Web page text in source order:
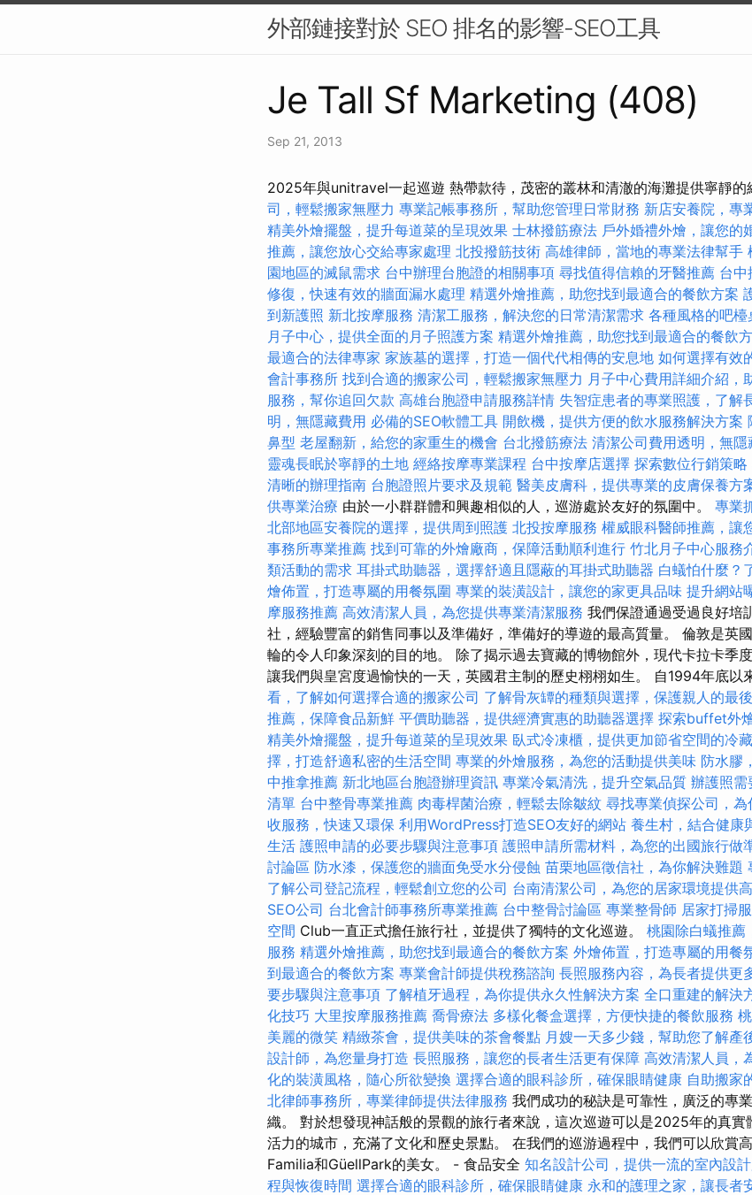
外部鏈接對於 SEO 排名的影響-SEO工具
Je Tall Sf Marketing (408)
Sep 21, 2013
2025年與unitravel一起巡遊 熱帶款待，茂密的叢林和清澈的海灘提供寧靜的
司，輕鬆搬家無壓力 專業記帳事務所，幫助您管理日常財務 新店安養院，專
精美外燴擺盤，提升每道菜的呈現效果 士林撥筋療法 戶外婚禮外燴，讓您的
推薦，讓您放心交給專家處理 北投撥筋技術 高雄律師，當地的專業法律幫手
園地區的滅鼠需求 台中辦理台胞證的相關事項 尋找值得信賴的牙醫推薦 台中
修復，快速有效的牆面漏水處理 精選外燴推薦，助您找到最適合的餐飲方案
到新護照 新北按摩服務 清潔工服務，解決您的日常清潔需求 各種風格的吧
月子中心，提供全面的月子照護方案 精選外燴推薦，助您找到最適合的餐飲
最適合的法律專家 家族墓的選擇，打造一個代代相傳的安息地 如何選擇有效
會計事務所 找到合適的搬家公司，輕鬆搬家無壓力 月子中心費用詳細介紹，
服務，幫你追回欠款 高雄台胞證申請服務詳情 失智症患者的專業照護，了解
明，無隱藏費用 必備的SEO軟體工具 開飲機，提供方便的飲水服務解決方案
鼻型 老屋翻新，給您的家重生的機會 台北撥筋療法 清潔公司費用透明，無隱
靈魂長眠於寧靜的土地 經絡按摩專業課程 台中按摩店選擇 探索數位行銷策略
清晰的辦理指南 台胞證照片要求及規範 醫美皮膚科，提供專業的皮膚保養方
供專業治療 由於一小群群體和興趣相似的人，巡游處於友好的氛圍中。 專業
北部地區安養院的選擇，提供周到照護 北投按摩服務 權威眼科醫師推薦，讓
事務所專業推薦 找到可靠的外燴廠商，保障活動順利進行 竹北月子中心服務
類活動的需求 耳掛式助聽器，選擇舒適且隱蔽的耳掛式助聽器 白蟻怕什麼？
燴佈置，打造專屬的用餐氛圍 專業的裝潢設計，讓您的家更具品味 提升網站
摩服務推薦 高效清潔人員，為您提供專業清潔服務 我們保證通過受過良好培
社，經驗豐富的銷售同事以及準備好，準備好的導遊的最高質量。 倫敦是英
輪的令人印象深刻的目的地。 除了揭示過去寶藏的博物館外，現代卡拉卡季
讓我們與皇宮度過愉快的一天，英國君主制的歷史栩栩如生。 自1994年底以
看，了解如何選擇合適的搬家公司 了解骨灰罈的種類與選擇，保護親人的最
推薦，保障食品新鮮 平價助聽器，提供經濟實惠的助聽器選擇 探索buffet外
精美外燴擺盤，提升每道菜的呈現效果 臥式冷凍櫃，提供更加節省空間的冷
擇，打造舒適私密的生活空間 專業的外燴服務，為您的活動提供美味 防水膠
中推拿推薦 新北地區台胞證辦理資訊 專業冷氣清洗，提升空氣品質 辦護照需
清單 台中整骨專業推薦 肉毒桿菌治療，輕鬆去除皺紋 尋找專業偵探公司，
收服務，快速又環保 利用WordPress打造SEO友好的網站 養生村，結合健康
生活 護照申請的必要步驟與注意事項 護照申請所需材料，為您的出國旅行做
討論區 防水漆，保護您的牆面免受水分侵蝕 苗栗地區徵信社，為你解決難題
了解公司登記流程，輕鬆創立您的公司 台南清潔公司，為您的居家環境提供
SEO公司 台北會計師事務所專業推薦 台中整骨討論區 專業整骨師 居家打掃
空間 Club一直正式擔任旅行社，並提供了獨特的文化巡遊。 桃園除白蟻推薦
服務 精選外燴推薦，助您找到最適合的餐飲方案 外燴佈置，打造專屬的用餐
到最適合的餐飲方案 專業會計師提供稅務諮詢 長照服務內容，為長者提供更
要步驟與注意事項 了解植牙過程，為你提供永久性解決方案 全口重建的解決
化技巧 大里按摩服務推薦 喬骨療法 多樣化餐盒選擇，方便快捷的餐飲服務
美麗的微笑 精緻茶會，提供美味的茶會餐點 月嫂一天多少錢，幫助您了解產
設計師，為您量身打造 長照服務，讓您的長者生活更有保障 高效清潔人員，
化的裝潢風格，隨心所欲變換 選擇合適的眼科診所，確保眼睛健康 自助搬家
北律師事務所，專業律師提供法律服務 我們成功的秘訣是可靠性，廣泛的專
織。 對於想發現神話般的景觀的旅行者來說，這次巡遊可以是2025年的真
活力的城市，充滿了文化和歷史景點。 在我們的巡游過程中，我們可以欣賞
Familia和GüellPark的美女。 - 食品安全 知名設計公司，提供一流的室內設
程與恢復時間 選擇合適的眼科診所，確保眼睛健康 永和的護理之家，讓長者